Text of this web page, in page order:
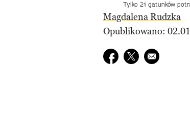
Tylko 21 gatunków
Magdalena Rudzka
Opublikowano:
Udostępnij na
Udostępnij na
E-mail do